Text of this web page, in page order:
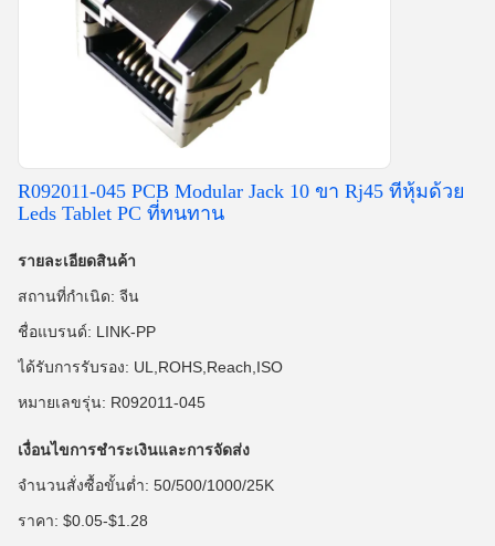
R092011-045 PCB Modular Jack 10 ขา Rj45 ที่หุ้มด้วย
Leds Tablet PC ที่ทนทาน
รายละเอียดสินค้า
สถานที่กำเนิด: จีน
ชื่อแบรนด์: LINK-PP
ได้รับการรับรอง: UL,ROHS,Reach,ISO
หมายเลขรุ่น: R092011-045
เงื่อนไขการชำระเงินและการจัดส่ง
จำนวนสั่งซื้อขั้นต่ำ: 50/500/1000/25K
ราคา: $0.05-$1.28